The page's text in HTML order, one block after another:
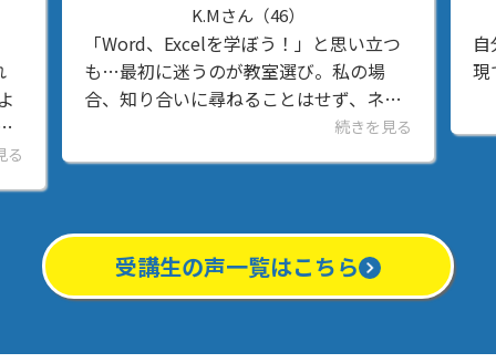
る
K.Mさん（46）
「Word、Excelを学ぼう！」と思い立つ
も…最初に迷うのが教室選び。私の場
合、知り合いに尋ねることはせず、ネッ
トで調べ、三宮界隈にある3つの教室の
続きを見る
現
受講生の声一覧はこちら